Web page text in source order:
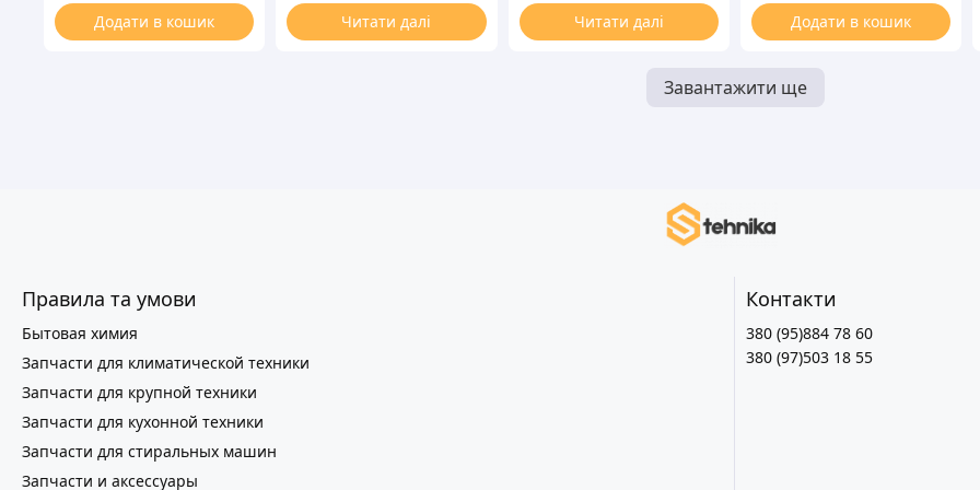
Додати в кошик Читати далі Читати далі Додати в кошик
Завантажити ще
Правила та умови
Бытовая химия
Запчасти для климатической техники
Запчасти для крупной техники
Запчасти для кухонной техники
Запчасти для стиральных машин
Запчасти и аксессуары
Контакти
380 (95)884 78 60
380 (97)503 18 55